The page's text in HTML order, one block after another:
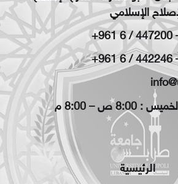
الإسلامي
+961 6 / 447200
+961 6 / 442246
8:00 ص – 8:00 م
الرئيسية